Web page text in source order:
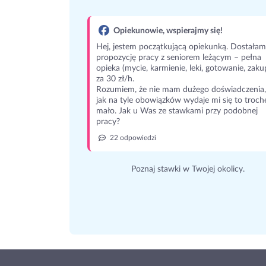
Opiekunowie, wspierajmy się!
Hej, jestem początkującą opiekunką. Dostałam
propozycję pracy z seniorem leżącym – pełna
opieka (mycie, karmienie, leki, gotowanie,
za 30 zł/h.
Rozumiem, że nie mam dużego
jak na tyle obowiązków wydaje mi się to
mało. Jak u Was ze stawkami przy podobnej
pracy?
22 odpowiedzi
Poznaj stawki w Twojej okolicy.